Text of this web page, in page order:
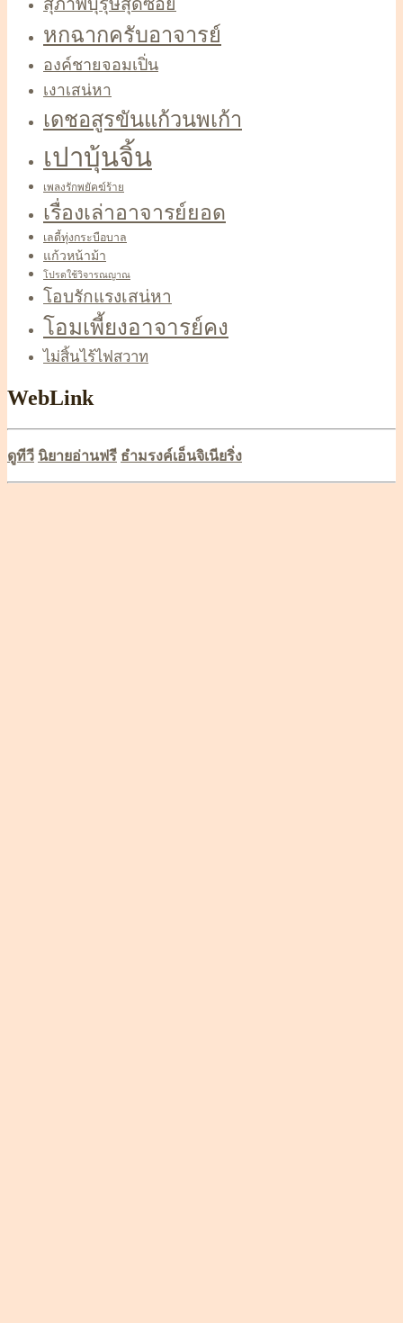
หกฉากครับอาจารย์
องค์ชายจอมเปิ่น
เงาเสน่หา
เดชอสูรขันแก้วนพเก้า
เปาบุ้นจิ้น
เพลงรักพยัคฆ์ร้าย
เรื่องเล่าอาจารย์ยอด
เลดี้ทุ่งกระบือบาล
แก้วหน้าม้า
โปรดใช้วิจารณญาณ
โอบรักแรงเสน่หา
โอมเพี้ยงอาจารย์คง
ไม่สิ้นไร้ไฟสวาท
WebLink
ดูทีวี นิยายอ่านฟรี ธำมรงค์เอ็นจิเนียริ่ง